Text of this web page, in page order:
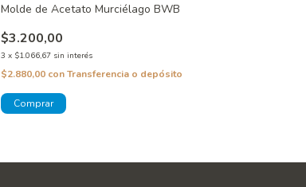
Molde de Acetato Murciélago BWB
$3.200,00
3 x $1.066,67 sin interés
$2.880,00 conTransferencia o depósito